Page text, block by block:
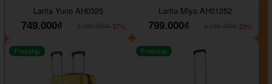
Larita Yuno AH0325
749.000₫
-37%
Larita Miyo AH01252
799.000₫
-33%
Freeship Freeship